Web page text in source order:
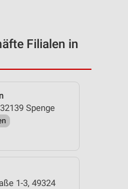
Filialen in
Spenge
1-3, 49324